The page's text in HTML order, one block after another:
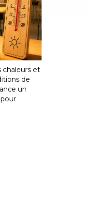
de
ALPES
chaleurs et
de
un